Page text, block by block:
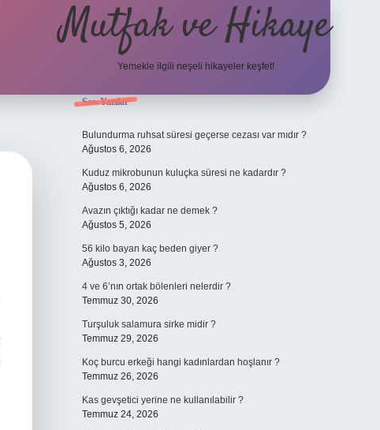
Mutfak ve Hikaye
Yemekle ilgili neşeli hikayeler keşfet!
Sidebar
Son Yazılar
Bulundurma ruhsat süresi geçerse cezası var mıdır ?
Ağustos 6, 2026
Kuduz mikrobunun kuluçka süresi ne kadardır ?
Ağustos 6, 2026
Avazın çıktığı kadar ne demek ?
Ağustos 5, 2026
56 kilo bayan kaç beden giyer ?
Ağustos 3, 2026
4 ve 6’nın ortak bölenleri nelerdir ?
Temmuz 30, 2026
Turşuluk salamura sirke midir ?
Temmuz 29, 2026
Koç burcu erkeği hangi kadınlardan hoşlanır ?
Temmuz 26, 2026
Kas gevşetici yerine ne kullanılabilir ?
Temmuz 24, 2026